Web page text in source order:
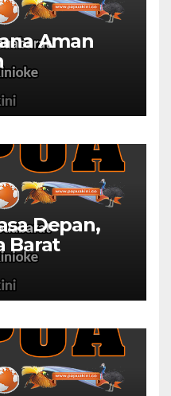
Aman
Depan,
Barat
RKPD 2027